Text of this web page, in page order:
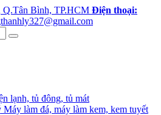
Q.Tân Bình, TP.HCM Điện thoại:
lạnh, tủ đông, tủ mát
Máy làm đá, máy làm kem, kem tuyết